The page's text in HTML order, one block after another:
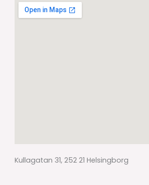
Kullagatan 31, 252 21 Helsingborg